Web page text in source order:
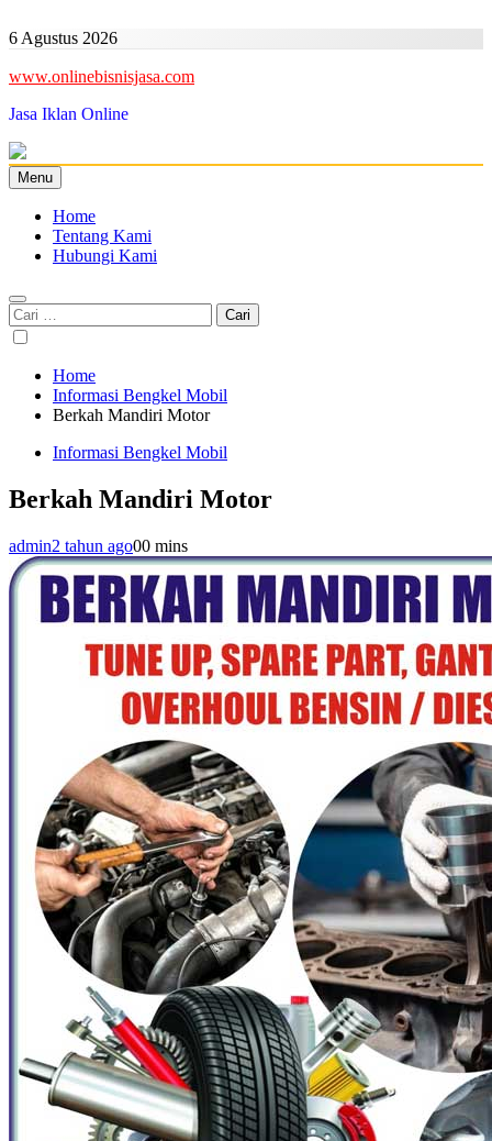
to
6 Agustus 2026
www.onlinebisnisjasa.com
Jasa Iklan Online
Menu
Home
Tentang Kami
Hubungi Kami
Cari
untuk:
Home
Informasi Bengkel Mobil
Berkah Mandiri Motor
Informasi Bengkel Mobil
Berkah Mandiri Motor
admin2 tahun ago00 mins